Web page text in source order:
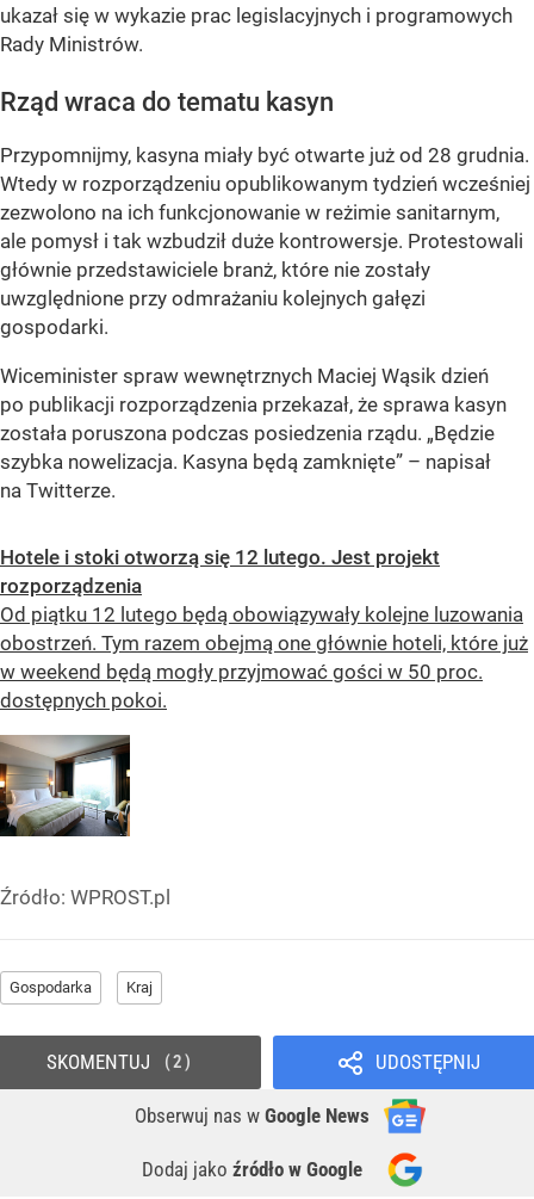
ukazał się w wykazie prac legislacyjnych i programowych
Rady Ministrów.
Rząd wraca do tematu kasyn
Przypomnijmy, kasyna miały być otwarte już od 28 grudnia.
Wtedy w rozporządzeniu opublikowanym tydzień wcześniej
zezwolono na ich funkcjonowanie w reżimie sanitarnym,
ale pomysł i tak wzbudził duże kontrowersje. Protestowali
głównie przedstawiciele branż, które nie zostały
uwzględnione przy odmrażaniu kolejnych gałęzi
gospodarki.
Wiceminister spraw wewnętrznych Maciej Wąsik dzień
po publikacji rozporządzenia przekazał, że sprawa kasyn
została poruszona podczas posiedzenia rządu. „Będzie
szybka nowelizacja. Kasyna będą zamknięte” – napisał
na Twitterze.
Hotele i stoki otworzą się 12 lutego. Jest projekt
rozporządzenia
Od piątku 12 lutego będą obowiązywały kolejne luzowania
obostrzeń. Tym razem obejmą one głównie hoteli, które już
w weekend będą mogły przyjmować gości w 50 proc.
dostępnych pokoi.
Źródło: WPROST.pl
Gospodarka Kraj
UDOSTĘPNIJ
Obserwuj nas w Google News
Dodaj jako źródło w Google
SKOMENTUJ 2